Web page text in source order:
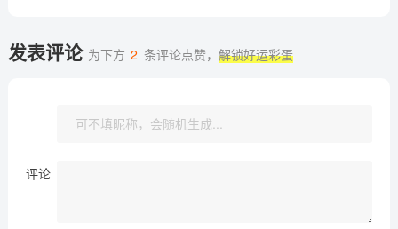
发表评论 为下方 2 条评论点赞，解锁好运彩蛋
评论